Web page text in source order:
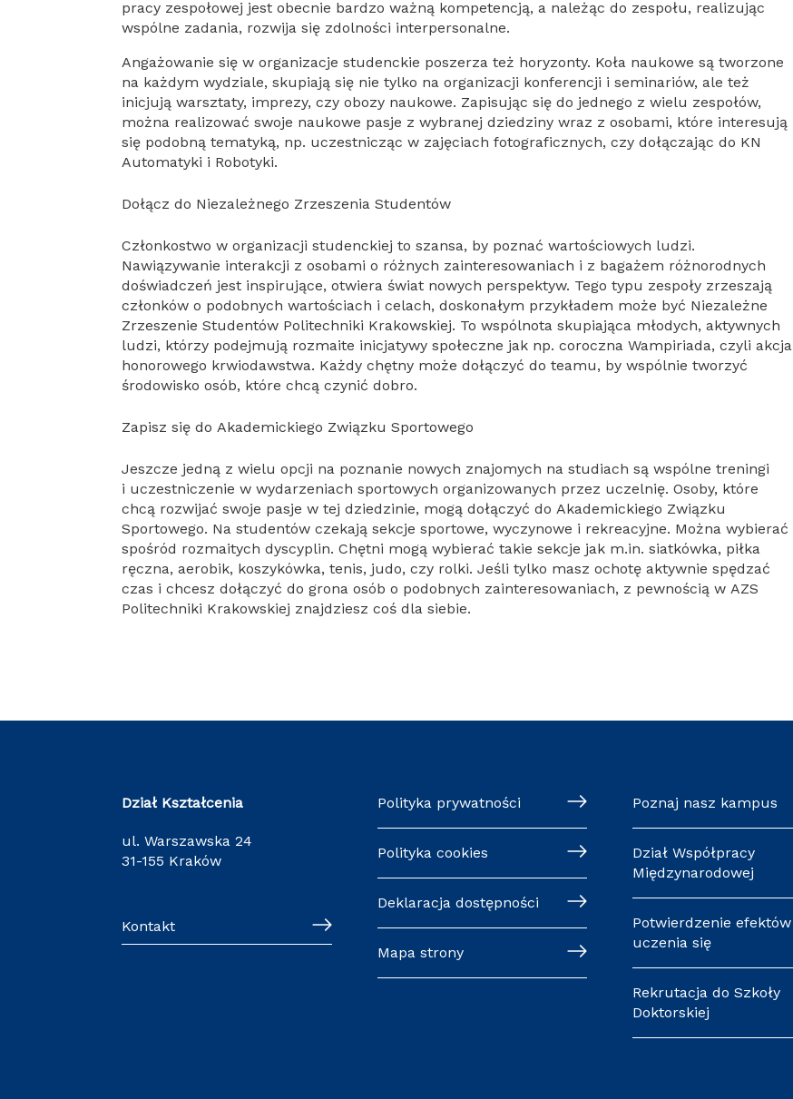
pracy zespołowej jest obecnie bardzo ważną kompetencją, a należąc do zespołu, realizując
wspólne zadania, rozwija się zdolności interpersonalne.
Angażowanie się w organizacje studenckie poszerza też horyzonty. Koła naukowe są tworzone
na każdym wydziale, skupiają się nie tylko na organizacji konferencji i seminariów, ale też
inicjują warsztaty, imprezy, czy obozy naukowe. Zapisując się do jednego z wielu zespołów,
można realizować swoje naukowe pasje z wybranej dziedziny wraz z osobami, które interesują
się podobną tematyką, np. uczestnicząc w zajęciach fotograficznych, czy dołączając do KN
Automatyki i Robotyki.
Dołącz do Niezależnego Zrzeszenia Studentów
Członkostwo w organizacji studenckiej to szansa, by poznać wartościowych ludzi.
Nawiązywanie interakcji z osobami o różnych zainteresowaniach i z bagażem różnorodnych
doświadczeń jest inspirujące, otwiera świat nowych perspektyw. Tego typu zespoły zrzeszają
członków o podobnych wartościach i celach, doskonałym przykładem może być Niezależne
Zrzeszenie Studentów Politechniki Krakowskiej. To wspólnota skupiająca młodych, aktywnych
ludzi, którzy podejmują rozmaite inicjatywy społeczne jak np. coroczna Wampiriada, czyli akcja
honorowego krwiodawstwa. Każdy chętny może dołączyć do teamu, by wspólnie tworzyć
środowisko osób, które chcą czynić dobro.
Zapisz się do Akademickiego Związku Sportowego
Jeszcze jedną z wielu opcji na poznanie nowych znajomych na studiach są wspólne treningi
i uczestniczenie w wydarzeniach sportowych organizowanych przez uczelnię. Osoby, które
chcą rozwijać swoje pasje w tej dziedzinie, mogą dołączyć do Akademickiego Związku
Sportowego. Na studentów czekają sekcje sportowe, wyczynowe i rekreacyjne. Można wybierać
spośród rozmaitych dyscyplin. Chętni mogą wybierać takie sekcje jak m.in. siatkówka, piłka
ręczna, aerobik, koszykówka, tenis, judo, czy rolki. Jeśli tylko masz ochotę aktywnie spędzać
czas i chcesz dołączyć do grona osób o podobnych zainteresowaniach, z pewnością w AZS
Politechniki Krakowskiej znajdziesz coś dla siebie.
Dział Kształcenia
ul. Warszawska 24
31-155 Kraków
Kontakt
Polityka prywatności
Polityka cookies
Deklaracja dostępności
Mapa strony
Poznaj nasz kampus
Dział Współpracy
Międzynarodowej
Potwierdzenie efektów
uczenia się
Rekrutacja do Szkoły
Doktorskiej